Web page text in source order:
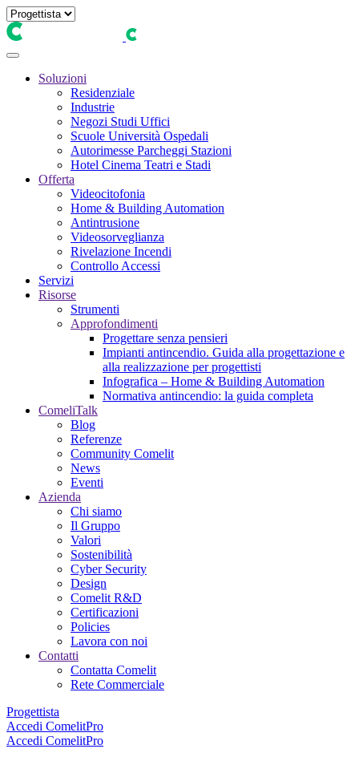
Soluzioni
Residenziale
Industrie
Negozi Studi Uffici
Scuole Università Ospedali
Autorimesse Parcheggi Stazioni
Hotel Cinema Teatri e Stadi
Offerta
Videocitofonia
Home & Building Automation
Antintrusione
Videosorveglianza
Rivelazione Incendi
Controllo Accessi
Servizi
Risorse
Strumenti
Approfondimenti
Progettare senza pensieri
Impianti antincendio. Guida alla progettazione e
alla realizzazione per progettisti
Infografica – Home & Building Automation
Normativa antincendio: la guida completa
ComeliTalk
Blog
Referenze
Community Comelit
News
Eventi
Azienda
Chi siamo
Il Gruppo
Valori
Sostenibilità
Cyber Security
Design
Comelit R&D
Certificazioni
Policies
Lavora con noi
Contatti
Contatta Comelit
Rete Commerciale
Progettista
Accedi ComelitPro
Accedi ComelitPro